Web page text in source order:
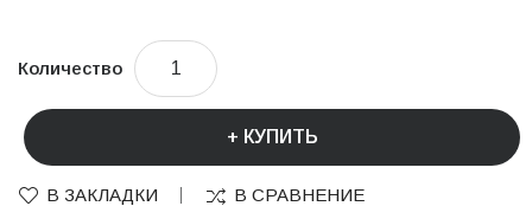
Количество
КУПИТЬ
В ЗАКЛАДКИ В СРАВНЕНИЕ